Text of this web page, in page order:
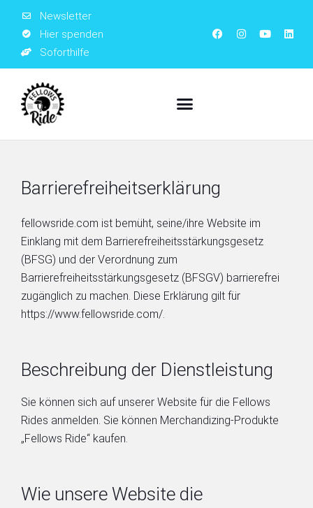
Newsletter
Hier spenden
Soforthilfe
Barrierefreiheitserklärung
fellowsride.com ist bemüht, seine/ihre Website im
Einklang mit dem Barrierefreiheitsstärkungsgesetz
(BFSG) und der Verordnung zum
Barrierefreiheitsstärkungsgesetz (BFSGV) barrierefrei
zugänglich zu machen. Diese Erklärung gilt für
https://www.fellowsride.com/.
Beschreibung der Dienstleistung
Sie können sich auf unserer Website für die Fellows
Rides anmelden. Sie können Merchandizing-Produkte
„Fellows Ride“ kaufen.
Wie unsere Website die